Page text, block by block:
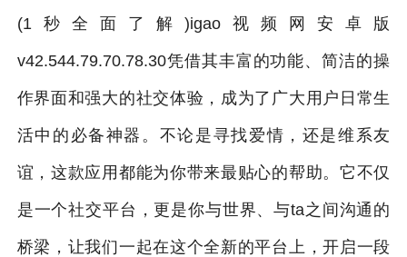
(1秒全面了解)igao视频网安卓版
v42.544.79.70.78.30凭借其丰富的功能、简洁的操
作界面和强大的社交体验，成为了广大用户日常生
活中的必备神器。不论是寻找爱情，还是维系友
谊，这款应用都能为你带来最贴心的帮助。它不仅
是一个社交平台，更是你与世界、与ta之间沟通的
桥梁，让我们一起在这个全新的平台上，开启一段